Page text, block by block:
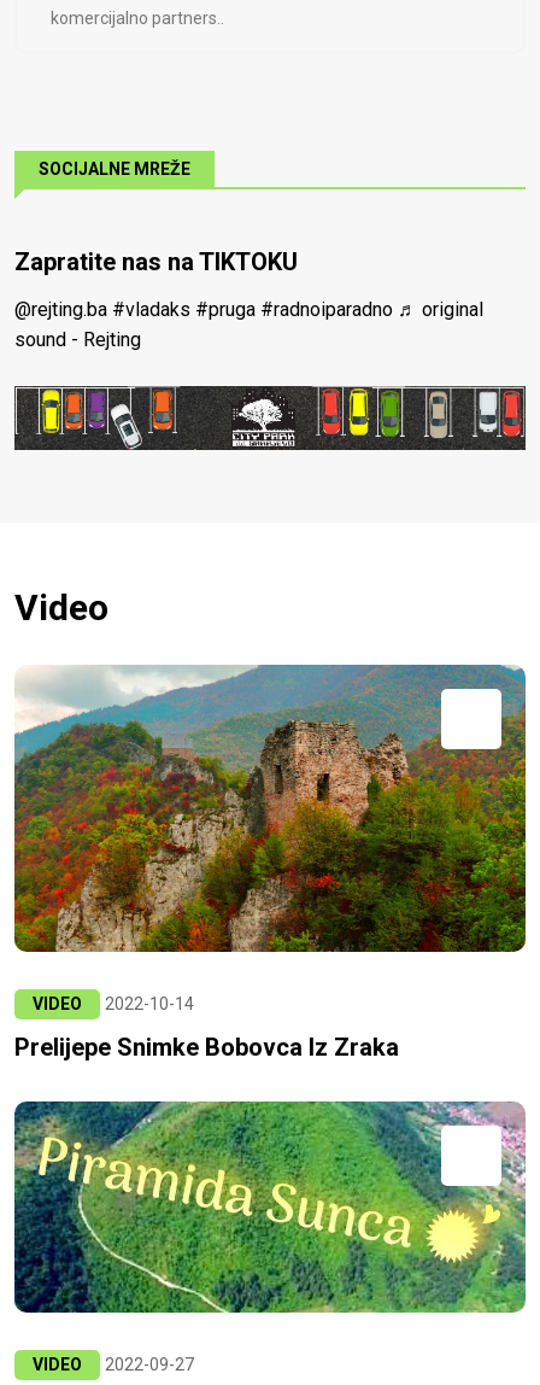
komercijalno partners..
SOCIJALNE MREŽE
Zapratite nas na TIKTOKU
@rejting.ba #vladaks #pruga #radnoiparadno ♬ original
sound - Rejting
Video
VIDEO 2022-10-14
Prelijepe Snimke Bobovca Iz Zraka
VIDEO 2022-09-27